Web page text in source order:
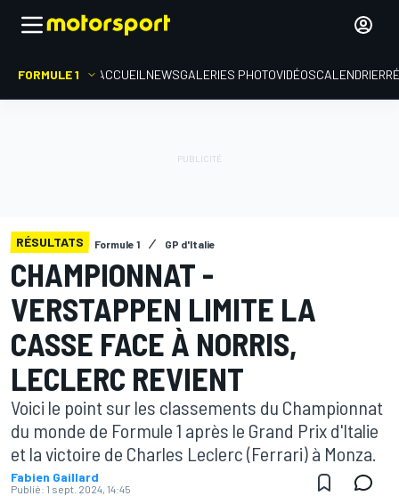
FORMULE 1 ACCUEIL NEWSGALERIES PHOTOVIDÉOSCALENDRIER
RÉSULTATS Formule 1 GP d'Italie
CHAMPIONNAT -
VERSTAPPEN LIMITE LA
CASSE FACE À NORRIS,
LECLERC REVIENT
Voici le point sur les classements du Championnat
du monde de Formule 1 après le Grand Prix d'Italie
et la victoire de Charles Leclerc (Ferrari) à Monza.
Fabien Gaillard
Publié: 1 sept. 2024, 14:45